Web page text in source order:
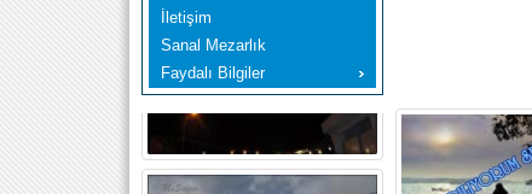
İletişim
Sanal Mezarlık
Faydalı Bilgiler